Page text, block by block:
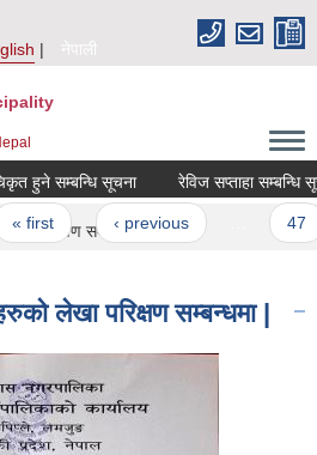
नेपाली
हुने सम्बन्धि सूचना रेविज सप्ताहा सम्बन्धि
« first ‹ previous 47
लेखा परिक्षण सम्बन्धमा |
लेखा परिक्षण सम्बन्धमा |